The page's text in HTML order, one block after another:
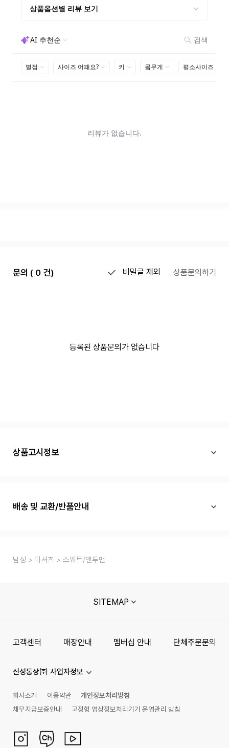
문의 ( 0 건) 비밀글 제외 상품문의하기
등록된 상품문의가 없습니다
상품고시정보
배송 및 교환/반품안내
남성 티셔츠 스웨트/맨투맨
SITEMAP
고객센터 매장안내 멤버십 안내 단체주문문의
신성통상㈜ 사업자정보
회사소개 이용약관
개인정보처리방침
채무지급보증안내
고정형 영상정보처리기기 운영관리 방침